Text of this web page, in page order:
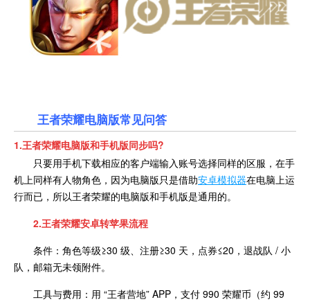
王者荣耀电脑版常见问答
1.王者荣耀电脑版和手机版同步吗?
只要用手机下载相应的客户端输入账号选择同样的区服，在手
机上同样有人物角色，因为电脑版只是借助安卓模拟器在电脑上运
行而已，所以王者荣耀的电脑版和手机版是通用的。
2.王者荣耀安卓转苹果流程
条件：角色等级≥30 级、注册≥30 天，点券≤20，退战队 / 小
队，邮箱无未领附件。
工具与费用：用 “王者营地” APP，支付 990 荣耀币（约 99